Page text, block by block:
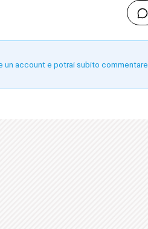
account e potrai subito commentare.